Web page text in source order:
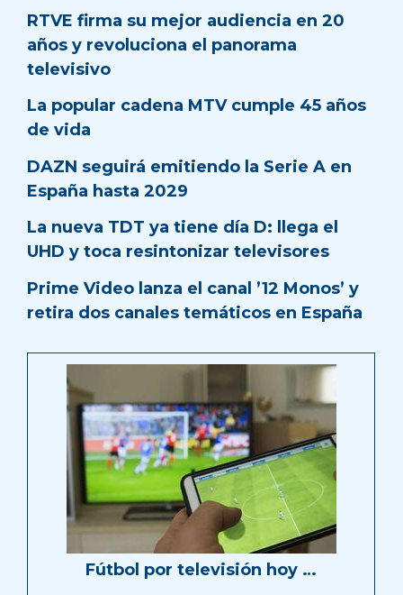
RTVE firma su mejor audiencia en 20
años y revoluciona el panorama
televisivo
La popular cadena MTV cumple 45 años
de vida
DAZN seguirá emitiendo la Serie A en
España hasta 2029
La nueva TDT ya tiene día D: llega el
UHD y toca resintonizar televisores
Prime Video lanza el canal ’12 Monos’ y
retira dos canales temáticos en España
Fútbol por televisión hoy …